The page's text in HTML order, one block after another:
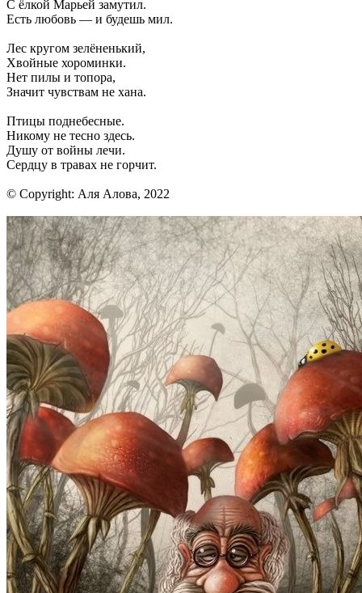
С ёлкой Марьей замутил.
Есть любовь — и будешь мил.
Лес кругом зелёненький,
Хвойные хороминки.
Нет пилы и топора,
Значит чувствам не хана.
Птицы поднебесные.
Никому не тесно здесь.
Душу от войны лечи.
Сердцу в травах не горчит.
© Copyright: Аля Алова, 2022